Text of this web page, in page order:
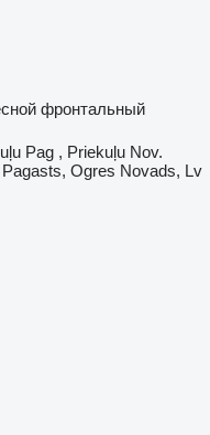
фронтальный
Pag , Priekuļu Nov.
Ogres Novads, Lv